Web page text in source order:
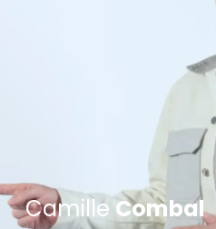
Camille Combal